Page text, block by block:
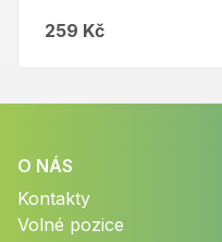
259 Kč
O NÁS
Kontakty
Volné pozice